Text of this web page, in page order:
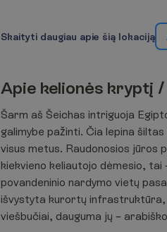
Skaityti daugiau apie šią lokaciją
Apie kelionės kryptį /
Šarm aš Šeichas intriguoja
galimybe pažinti. Čia lepina
visus metus. Raudonosios jūros
kiekvieno keliautojo dėmesio, tai
povandeninio nardymo vietų
išvystyta kurortų infrastruktūra,
viešbučiai, dauguma jų –